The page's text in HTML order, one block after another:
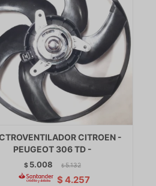
CITROEN -
PEUGEOT 306 TD -
$ 5.008 $ 5.132
$ 4.257